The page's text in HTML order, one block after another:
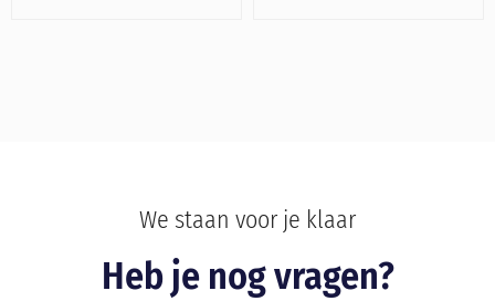
We staan voor je klaar
Heb je nog vragen?